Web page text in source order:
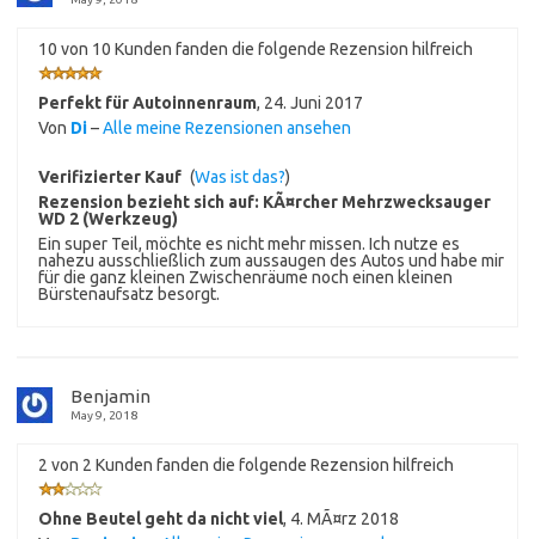
10 von 10 Kunden fanden die folgende Rezension hilfreich
Perfekt für Autoinnenraum, 24. Juni 2017
Von Di–Alle meine Rezensionen ansehen
Verifizierter Kauf (Was ist das?)
Rezension bezieht sich auf: KÃ¤rcher Mehrzwecksauger
WD 2 (Werkzeug)
Ein super Teil, möchte es nicht mehr missen. Ich nutze es
nahezu ausschließlich zum aussaugen des Autos und habe mir
für die ganz kleinen Zwischenräume noch einen kleinen
Bürstenaufsatz besorgt.
Benjamin
May 9, 2018
2 von 2 Kunden fanden die folgende Rezension hilfreich
Ohne Beutel geht da nicht viel, 4. MÃ¤rz 2018